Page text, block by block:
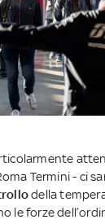
Termini - ci
della
le forze